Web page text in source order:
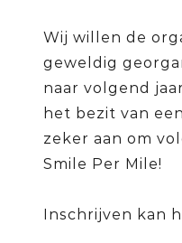
Wij willen de
geweldig
naar volgend
het bezit van
zeker aan om
Smile Per Mile!
Inschrijven kan